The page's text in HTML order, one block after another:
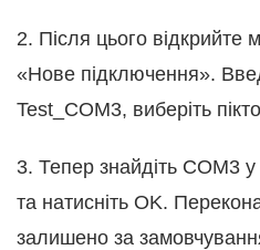
2. Після цього відкрийте
«Нове підключення».
Test_COM3, виберіть
3. Тепер знайдіть COM3
та натисніть OK.
залишено за